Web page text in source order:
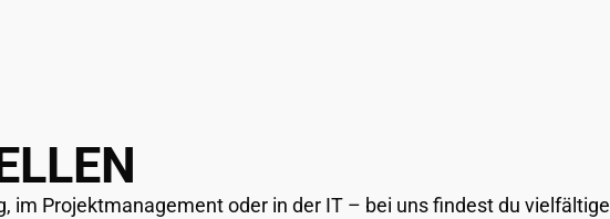
im Projektmanagement oder in der IT – bei uns findest du vielfältige